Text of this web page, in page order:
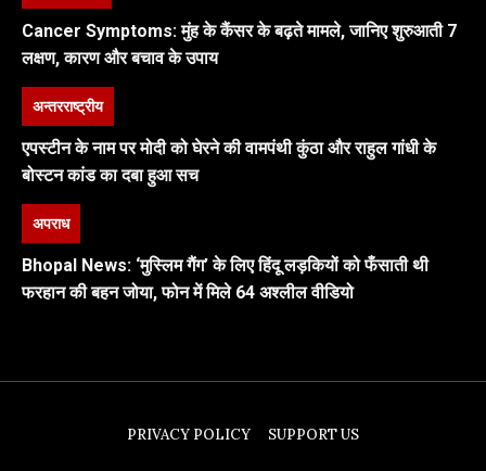
Cancer Symptoms: मुंह के कैंसर के बढ़ते मामले, जानिए शुरुआती 7
लक्षण, कारण और बचाव के उपाय
अन्तरराष्ट्रीय
एपस्टीन के नाम पर मोदी को घेरने की वामपंथी कुंठा और राहुल गांधी के
बोस्टन कांड का दबा हुआ सच
अपराध
Bhopal News: ‘मुस्लिम गैंग’ के लिए हिंदू लड़कियों को फँसाती थी
फरहान की बहन जोया, फोन में मिले 64 अश्लील वीडियो
PRIVACY POLICY SUPPORT US